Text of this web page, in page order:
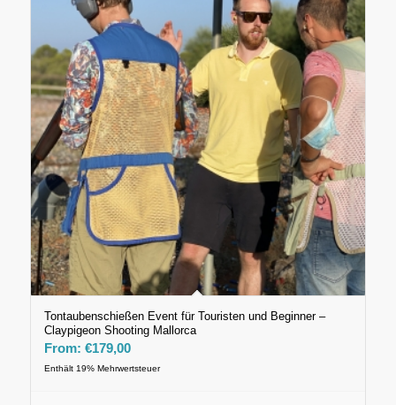
Tontaubenschießen Event für Touristen und Beginner –
Claypigeon Shooting Mallorca
From: €179,00
Enthält 19% Mehrwertsteuer